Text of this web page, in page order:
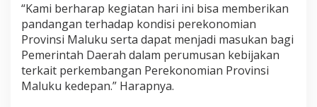
“Kami berharap kegiatan hari ini bisa memberikan
pandangan terhadap kondisi perekonomian
Provinsi Maluku serta dapat menjadi masukan bagi
Pemerintah Daerah dalam perumusan kebijakan
terkait perkembangan Perekonomian Provinsi
Maluku kedepan.” Harapnya.